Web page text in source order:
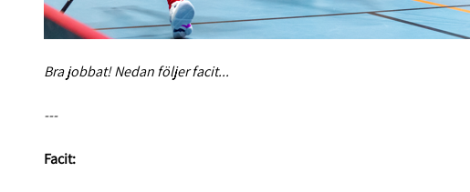
Bra jobbat! Nedan följer facit...
---
Facit: